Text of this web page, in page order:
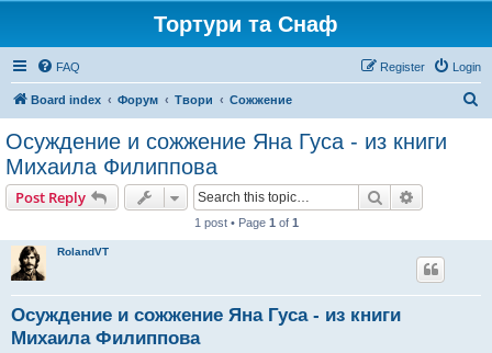
Тортури та Снаф
FAQ Login
Register
Board index Форум Твори Сожжение
Осуждение и сожжение Яна Гуса - из книги
Михаила Филиппова
Post Reply Search
1 post • Page 1 of 1
RolandVT
Осуждение и сожжение Яна Гуса - из книги
Михаила Филиппова